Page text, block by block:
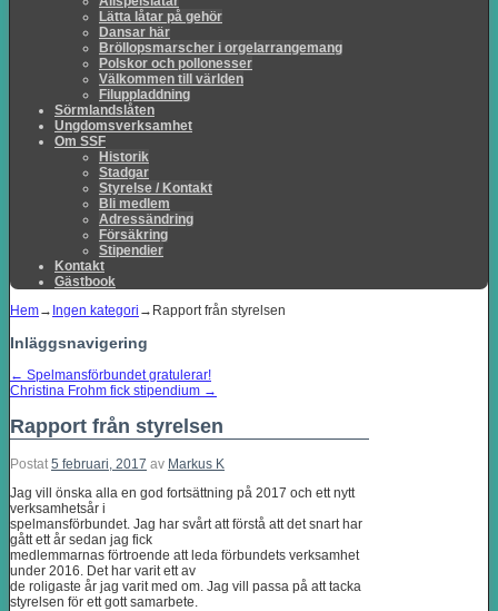
Lätta låtar på gehör
Dansar här
Bröllopsmarscher i orgelarrangemang
Polskor och pollonesser
Välkommen till världen
Filuppladdning
Sörmlandslåten
Ungdomsverksamhet
Om SSF
Historik
Stadgar
Styrelse / Kontakt
Bli medlem
Adressändring
Försäkring
Stipendier
Kontakt
Gästbook
Hem→ Ingen kategori → Rapport från styrelsen
Inläggsnavigering
← Spelmansförbundet gratulerar!
Christina Frohm fick stipendium →
Rapport från styrelsen
Postat 5 februari, 2017 av Markus K
Jag vill önska alla en god fortsättning på 2017 och ett nytt
verksamhetsår i
spelmansförbundet. Jag har svårt att förstå att det snart har
gått ett år sedan jag fick
medlemmarnas förtroende att leda förbundets verksamhet
under 2016. Det har varit ett av
de roligaste år jag varit med om. Jag vill passa på att tacka
styrelsen för ett gott samarbete.